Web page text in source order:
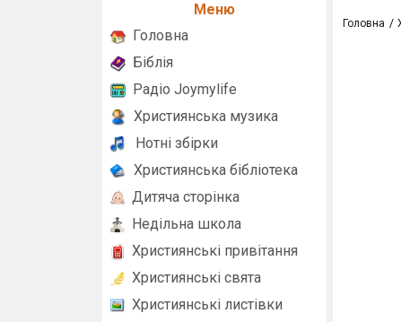
Меню
Головна
Біблія
Радіо Joymylife
Християнська музика
Нотні збірки
Християнська бібліотека
Дитяча сторінка
Недільна школа
Християнські привітання
Християнські свята
Християнські листівки
Головна